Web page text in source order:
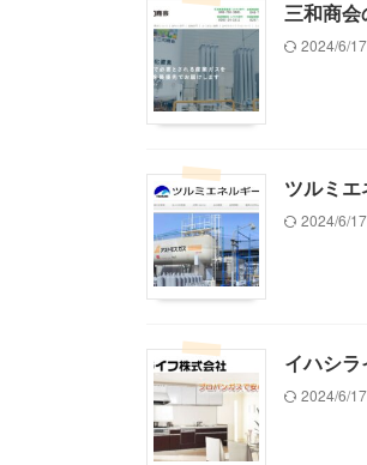
三和商会
2024/6/17
ツルミエ
2024/6/17
イハシラ
2024/6/17